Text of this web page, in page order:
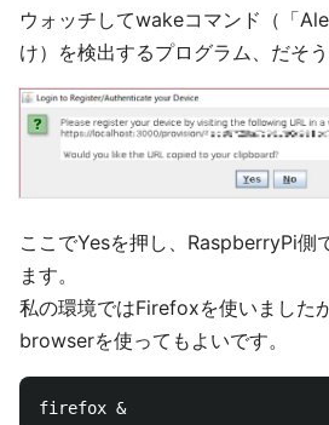
ウォッチしてwakeコマンド（「
け）を検出するプログラム、だそう
ここでYesを押し、RaspberryPi側
ます。
私の環境ではFirefoxを使いました
browserを使ってもよいです。